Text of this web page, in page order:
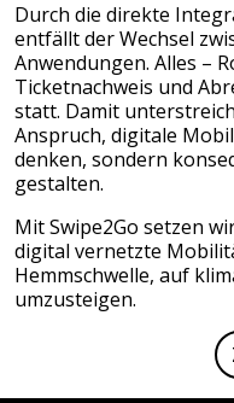
Durch die direkte
entfällt der Wechsel
Anwendungen. Alles –
Ticketnachweis und
statt. Damit
Anspruch, digitale
denken, sondern
gestalten.
Mit Swipe2Go setzen
digital vernetzte
Hemmschwelle, auf
umzusteigen.